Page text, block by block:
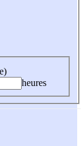
heures